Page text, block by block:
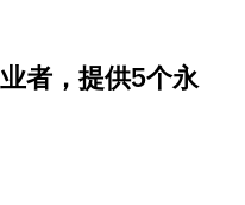
者，提供5个永